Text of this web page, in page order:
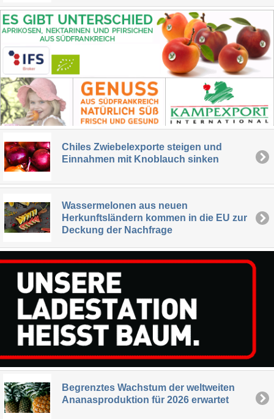
Chiles Zwiebelexporte steigen und
Einnahmen mit Knoblauch sinken
Wassermelonen aus neuen
Herkunftsländern kommen in die EU zur
Deckung der Nachfrage
Begrenztes Wachstum der weltweiten
Ananasproduktion für 2026 erwartet